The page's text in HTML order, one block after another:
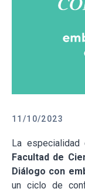
11/10/2023
La especialidad
Facultad de
Diálogo con
un ciclo de